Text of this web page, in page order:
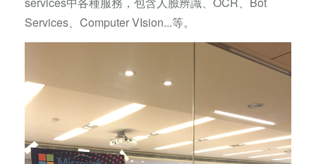
Services、Computer VIsion...等。